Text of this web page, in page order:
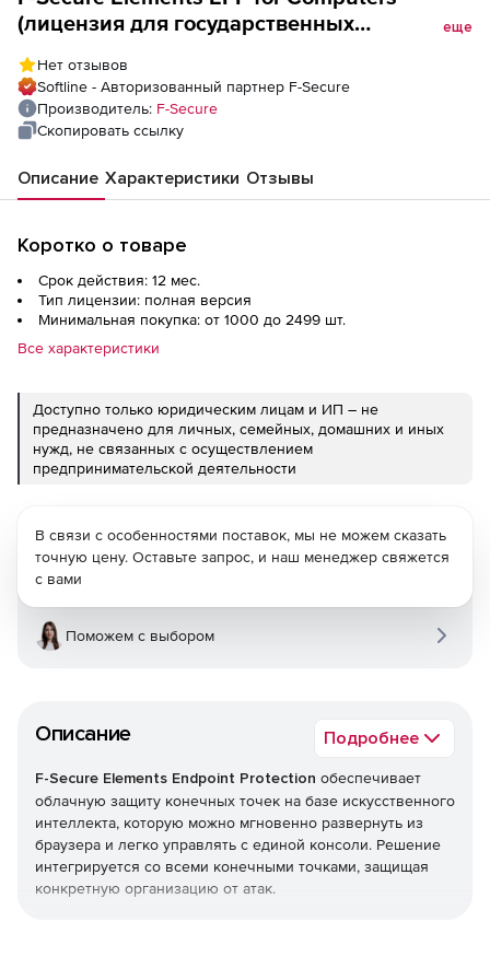
(лицензия для государственных
год. Количество лицензий
еще
Нет отзывов
Softline - Авторизованный партнер F-Secure
Производитель: F-Secure
Скопировать ссылку
Описание Характеристики Отзывы
Коротко о товаре
Срок действия: 12 мес.
Тип лицензии: полная версия
Минимальная покупка: от 1000 до 2499 шт.
Все характеристики
Доступно только юридическим лицам и ИП – не
предназначено для личных, семейных, домашних и иных
нужд, не связанных с осуществлением
предпринимательской деятельности
Описание Подробнее
F-Secure Elements Endpoint Protection обеспечивает
облачную защиту конечных точек на базе искусственного
интеллекта, которую можно мгновенно развернуть из
браузера и легко управлять с единой консоли. Решение
интегрируется со всеми конечными точками, защищая
конкретную организацию от атак.
В связи с особенностями поставок, мы не можем сказать
точную цену. Оставьте запрос, и наш менеджер свяжется
с вами
Поможем с выбором